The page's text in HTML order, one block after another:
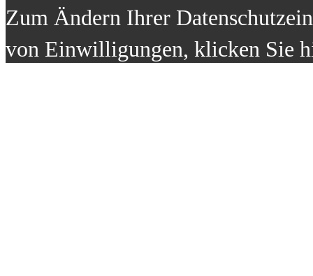
Zum Ändern Ihrer
von Einwilligungen, klicken Sie